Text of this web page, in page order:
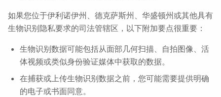
如果您位于伊利诺伊州、德克萨斯州、华盛顿州或其他具有
生物识别隐私要求的司法管辖区，以下附加要点很重要：
生物识别数据可能包括从面部几何扫描、自拍图像、活
体视频或类似身份验证媒体中获取的数据。
在捕获或上传生物识别数据之前，您可能需要提供明确
的电子或书面同意。